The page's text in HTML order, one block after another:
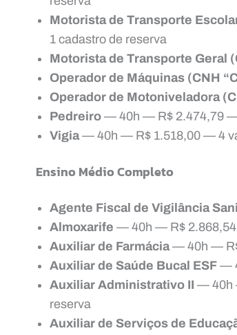
Motorista de Transporte
1 cadastro de reserva
Motorista de Transporte Geral
Operador de Máquinas (CNH
Operador de Motoniveladora
Pedreiro — 40h — R$ 2.474,79 —
Vigia— 40h — R$ 1.518,00 — 4
Ensino Médio Completo
Agente Fiscal de Vigilância
Almoxarife — 40h — R$
Auxiliar de Farmácia— 40h — R$
Auxiliar de Saúde Bucal ESF —
Auxiliar Administrativo II — 40h
reserva
Auxiliar de Serviços de